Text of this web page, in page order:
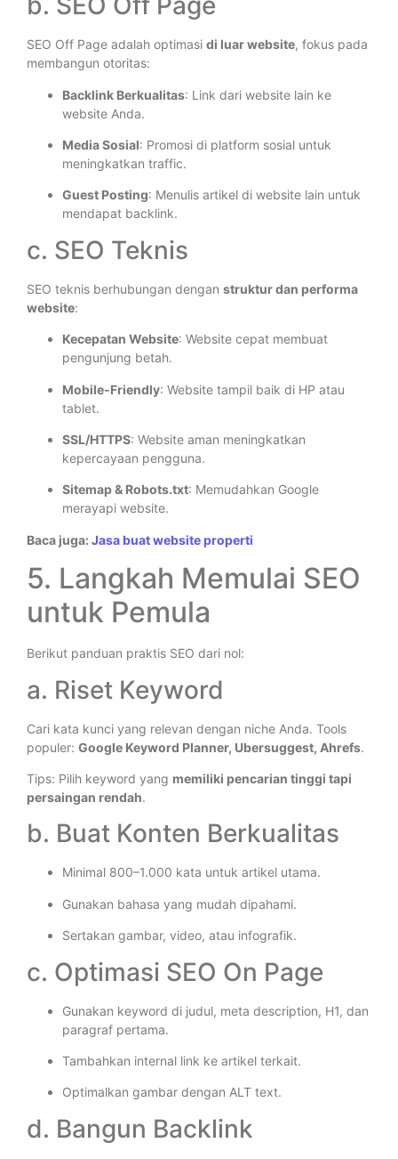
SEO Off Page adalah optimasi di luar website, fokus pada
membangun otoritas:
Backlink Berkualitas: Link dari website lain ke
website Anda.
Media Sosial: Promosi di platform sosial untuk
meningkatkan traffic.
Guest Posting: Menulis artikel di website lain untuk
mendapat backlink.
c. SEO Teknis
SEO teknis berhubungan dengan struktur dan performa
website:
Kecepatan Website: Website cepat membuat
pengunjung betah.
Mobile-Friendly: Website tampil baik di HP atau
tablet.
SSL/HTTPS: Website aman meningkatkan
kepercayaan pengguna.
Sitemap & Robots.txt: Memudahkan Google
merayapi website.
Baca juga: Jasa buat website properti
5. Langkah Memulai SEO
untuk Pemula
Berikut panduan praktis SEO dari nol:
a. Riset Keyword
Cari kata kunci yang relevan dengan niche Anda. Tools
populer: Google Keyword Planner, Ubersuggest, Ahrefs.
Tips: Pilih keyword yang memiliki pencarian tinggi tapi
persaingan rendah.
b. Buat Konten Berkualitas
Minimal 800–1.000 kata untuk artikel utama.
Gunakan bahasa yang mudah dipahami.
Sertakan gambar, video, atau infografik.
c. Optimasi SEO On Page
Gunakan keyword di judul, meta description, H1, dan
paragraf pertama.
Tambahkan internal link ke artikel terkait.
Optimalkan gambar dengan ALT text.
d. Bangun Backlink